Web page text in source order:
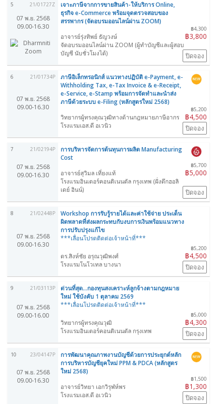
5 21/01727Z
07 พ.ย. 2568
09.00-16.30
เจาะภาษีจากการขายสินค้า-ให้บริการ Online,
ธุรกิจ e-Commerce พร้อมจุดตรวจสอบของ
สรรพากร (จัดอบรมออนไลน์ผ่าน ZOOM)
฿4,300
฿3,800
อาจารย์รุ่งทิพย์ ธัญวงษ์
จัดอบรมออนไลน์ผ่าน ZOOM (ผู้ทำบัญชีและผู้สอบ
บัญชี นับชั่วโมงได้)
ปิดจอง
6 21/01734P
07 พ.ย. 2568
09.00-16.30
ภาษีอิเล็กทรอนิกส์ แนวทางปฏิบัติ e-Payment, e-
Withholding Tax, e-Tax Invoice & e-Receipt,
e-Service, e-Stamp พร้อมการจัดทำและนำส่ง
ภาษีด้วยระบบ e-Filing (หลักสูตรใหม่ 2568)
฿5,200
฿4,500
วิทยากรผู้ทรงคุณวุฒิทางด้านกฎหมายภาษีอากร
โรงแรมเอส.ดี อเวนิว
ปิดจอง
7 21/02194P
07 พ.ย. 2568
09.00-16.30
การบริหารจัดการต้นทุนการผลิต Manufacturing
Cost
฿5,700
฿5,000
อาจารย์สุวิมล เที่ยงแท้
โรงแรมอินเตอร์คอนติเนนตัล กรุงเทพ (ฝั่งตึกฮอลิ
เดย์ อินน์)
ปิดจอง
8 21/02448P
07 พ.ย. 2568
09.00-16.30
Workshop การรับรู้รายได้และค่าใช้จ่าย ประเด็น
ผิดพลาดที่ส่งผลกระทบกับงบการเงินพร้อมแนวทาง
การปรับปรุงแก้ไข
***เลื่อนโปรดติดต่อเจ้าหน้าที่***
฿5,200
฿4,500
ดร.สิงห์ชัย อรุณวุฒิพงศ์
โรงแรมโนโวเทล บางนา
ปิดจอง
9 21/03113P
07 พ.ย. 2568
09.00-16.00
ด่วนที่สุด...กองทุนสงเคราะห์ลูกจ้างตามกฎหมาย
ใหม่ ใช้บังคับ 1 ตุลาคม 2569
***เลื่อนโปรดติดต่อเจ้าหน้าที่***
฿5,000
฿4,300
วิทยากรผู้ทรงคุณวุฒิ
โรงแรมอินเตอร์คอนติเนนตัล กรุงเทพ
ปิดจอง
10 23/04147P
07 พ.ย. 2568
09.00-16.30
การพัฒนาคุณภาพงานบัญชีด้วยการประยุกต์หลัก
การบริหารบัญชียุคใหม่ PPM & PDCA (หลักสูตร
ใหม่ 2568)
฿1,500
฿1,300
อาจารย์วิทยา เอกวิรุฬห์พร
โรงแรมเอส.ดี อเวนิว
ปิดจอง